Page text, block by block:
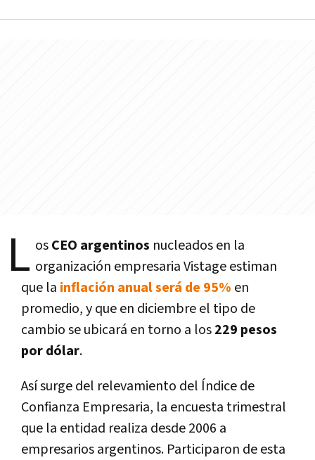
L osCEO argentinos nucleados en la
organización empresaria Vistage estiman
que la inflación anual será de 95% en
promedio, y que en diciembre el tipo de
cambio se ubicará en torno a los229 pesos
por dólar.
Así surge del relevamiento del Índice de
Confianza Empresaria, la encuesta trimestral
que la entidad realiza desde 2006 a
empresarios argentinos. Participaron de esta